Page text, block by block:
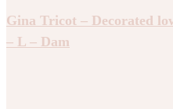
Gina Tricot – Decorated
– L – Dam